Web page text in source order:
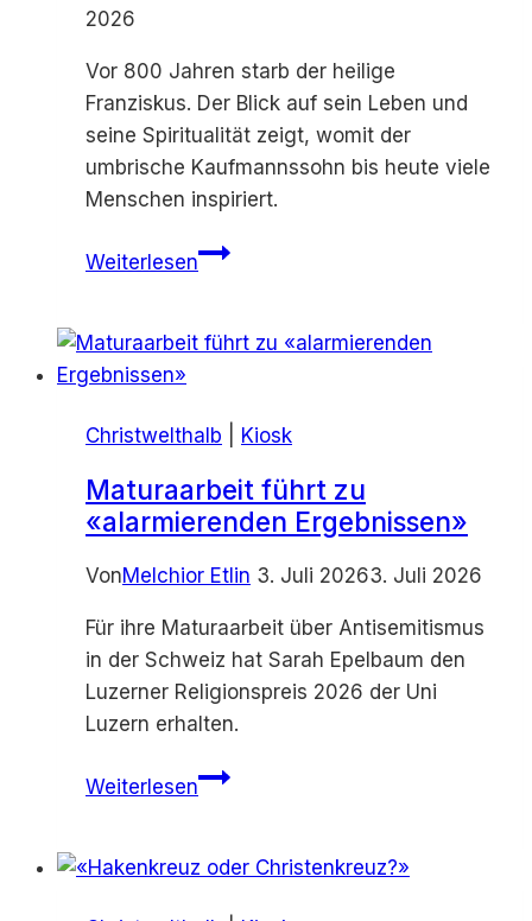
2026
Vor 800 Jahren starb der heilige
Franziskus. Der Blick auf sein Leben und
seine Spiritualität zeigt, womit der
umbrische Kaufmannssohn bis heute viele
Menschen inspiriert.
WeiterlesenFranz
radikaler
Christwelthalb Kiosk
Maturaarbeit führt zu
«alarmierenden Ergebnissen»
VonMelchior Etlin 3. Juli 20263. Juli 2026
Für ihre Maturaarbeit über Antisemitismus
in der Schweiz hat Sarah Epelbaum den
Luzerner Religionspreis 2026 der Uni
Luzern erhalten.
WeiterlesenMaturaarbeit
«alarmierenden